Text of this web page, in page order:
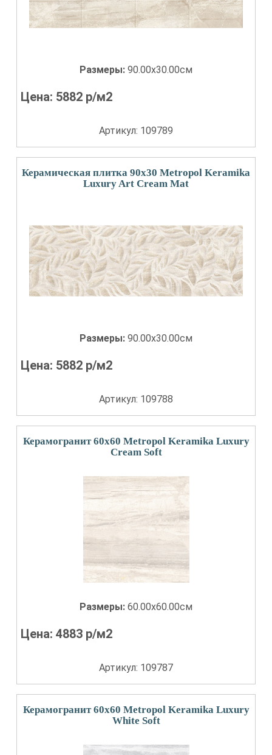
Размеры: 90.00x30.00см
Цена: 5882 р/м2
Артикул: 109789
Керамическая плитка 90x30 Metropol Keramika
Luxury Art Cream Mat
Размеры: 90.00x30.00см
Цена: 5882 р/м2
Артикул: 109788
Керамогранит 60x60 Metropol Keramika Luxury
Cream Soft
Размеры: 60.00x60.00см
Цена:4883 р/м2
Артикул: 109787
Керамогранит 60x60 Metropol Keramika Luxury
White Soft